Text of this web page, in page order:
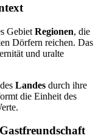
Gebiet Regionen, die
Dörfern reichen. Das
und uralte
Landes durch ihre
die Einheit des